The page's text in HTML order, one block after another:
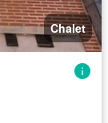
Chalet